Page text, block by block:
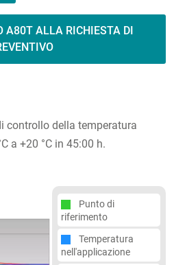
A80T ALLA RICHIESTA DI
controllo della temperatura
a +20 °C in 45:00 h.
Punto di
riferimento
Temperatura
nell'applicazione